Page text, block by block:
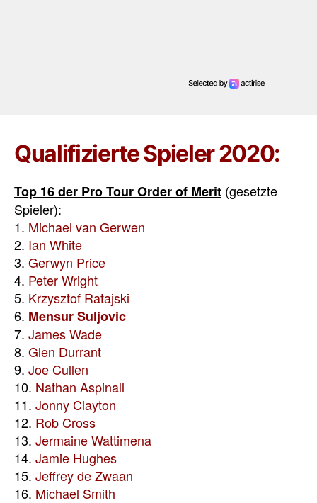
Qualifizierte Spieler 2020:
Top 16 der Pro Tour Order of Merit (gesetzte
Spieler):
1. Michael van Gerwen
2. Ian White
3. Gerwyn Price
4. Peter Wright
5. Krzysztof Ratajski
6. Mensur Suljovic
7. James Wade
8. Glen Durrant
9. Joe Cullen
10. Nathan Aspinall
11. Jonny Clayton
12. Rob Cross
13. Jermaine Wattimena
14. Jamie Hughes
15. Jeffrey de Zwaan
16. Michael Smith